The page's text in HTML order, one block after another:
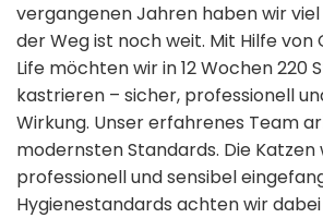
vergangenen Jahren haben wir
der Weg ist noch weit. Mit Hilfe
Life möchten wir in 12 Wochen 220
kastrieren – sicher, professionell
Wirkung. Unser erfahrenes Team
modernsten Standards. Die Katzen
professionell und sensibel
Hygienestandards achten wir